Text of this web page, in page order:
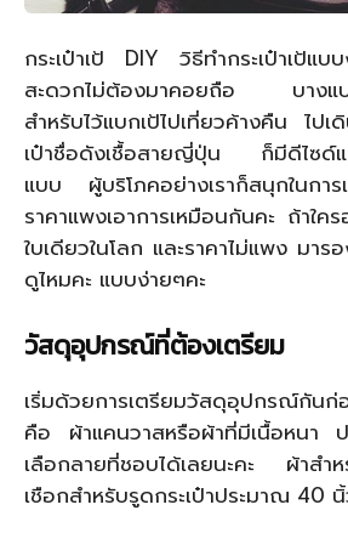
กระเป๋าเป้ DIY วิธีทำกระเป๋าเป้แ
สะดวกไม่ต้องมาคอยถือ บางแบบ
สำหรับไว้แบกเป้ไปเที่ยวค้างคืน ไปเ
เป๋าชื่อดังเชื้อสายญี่ปุ่น ก็มีดีไซด์แ
แบบ ผู้บริโภคอย่างเราก็สนุกในกา
ราคาแพงเอาการเหมือนกันคะ ถ้าใคร
ใบเดียวในโลก และราคาไม่แพง มารอ
ดูไหมคะ แบบง่ายๆคะ
วัสดุอุปกรณ์ที่ต้องเตรียม
เริ่มด้วยการเตรียมวัสดุอุปกรณ์กัน
คือ ผ้าแคนวาสหรือผ้าที่มีเนื้อหนา
เลือกลายที่ชอบได้เลยนะคะ ผ้าสำ
เชือกสำหรับรูดกระเป๋าประมาณ 40